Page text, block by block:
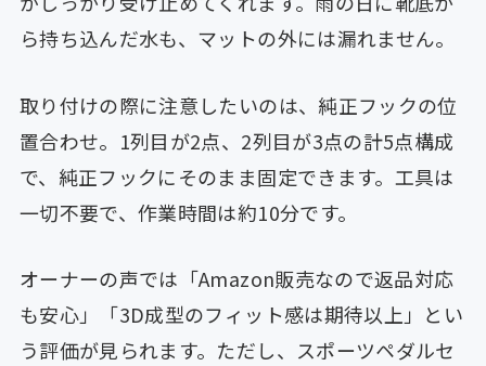
ら持ち込んだ水も、マットの外には漏れません。
取り付けの際に注意したいのは、純正フックの位
置合わせ。1列目が2点、2列目が3点の計5点構成
で、純正フックにそのまま固定できます。工具は
一切不要で、作業時間は約10分です。
オーナーの声では「Amazon販売なので返品対応
も安心」「3D成型のフィット感は期待以上」とい
う評価が見られます。ただし、スポーツペダルセ